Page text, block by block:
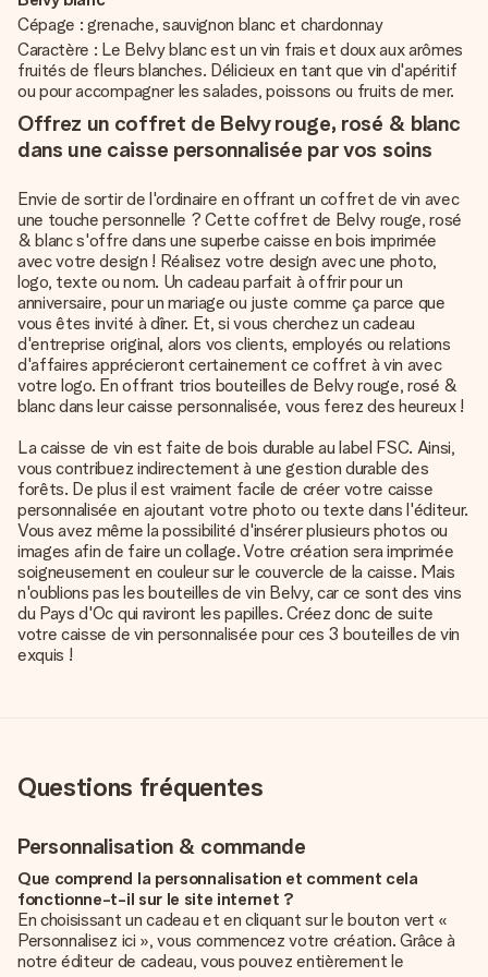
Cépage : grenache, sauvignon blanc et chardonnay
Caractère : Le Belvy blanc est un vin frais et doux aux arômes
fruités de fleurs blanches. Délicieux en tant que vin d'apéritif
ou pour accompagner les salades, poissons ou fruits de mer.
Offrez un coffret de Belvy rouge, rosé & blanc
dans une caisse personnalisée par vos soins
Envie de sortir de l'ordinaire en offrant un coffret de vin avec
une touche personnelle ? Cette coffret de Belvy rouge, rosé
& blanc s'offre dans une superbe caisse en bois imprimée
avec votre design ! Réalisez votre design avec une photo,
logo, texte ou nom. Un cadeau parfait à offrir pour un
anniversaire, pour un mariage ou juste comme ça parce que
vous êtes invité à dîner. Et, si vous cherchez un cadeau
d'entreprise original, alors vos clients, employés ou relations
d'affaires apprécieront certainement ce coffret à vin avec
votre logo. En offrant trios bouteilles de Belvy rouge, rosé &
blanc dans leur caisse personnalisée, vous ferez des heureux !
La caisse de vin est faite de bois durable au label FSC. Ainsi,
vous contribuez indirectement à une gestion durable des
forêts. De plus il est vraiment facile de créer votre caisse
personnalisée en ajoutant votre photo ou texte dans l'éditeur.
Vous avez même la possibilité d'insérer plusieurs photos ou
images afin de faire un collage. Votre création sera imprimée
soigneusement en couleur sur le couvercle de la caisse. Mais
n'oublions pas les bouteilles de vin Belvy, car ce sont des vins
du Pays d'Oc qui raviront les papilles. Créez donc de suite
votre caisse de vin personnalisée pour ces 3 bouteilles de vin
exquis !
Questions fréquentes
Personnalisation & commande
Que comprend la personnalisation et comment cela
fonctionne-t-il sur le site internet ?
En choisissant un cadeau et en cliquant sur le bouton vert «
Personnalisez ici », vous commencez votre création. Grâce à
notre éditeur de cadeau, vous pouvez entièrement le